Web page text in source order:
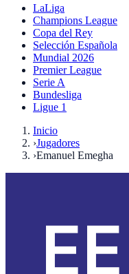
LaLiga
Champions League
Copa del Rey
Selección Española
Mundial 2026
Premier League
Serie A
Bundesliga
Ligue 1
Inicio
›Jugadores
›Emanuel Emegha